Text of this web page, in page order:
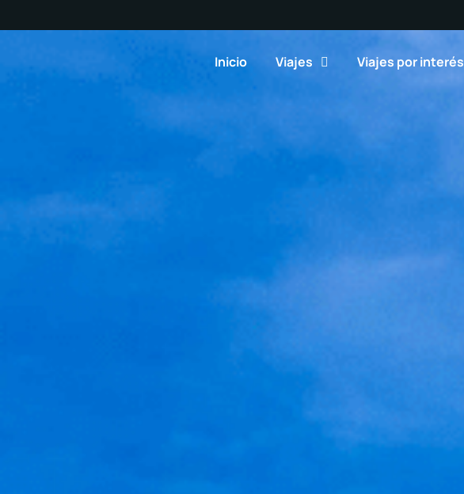
Inicio Viajes Viajes por interés